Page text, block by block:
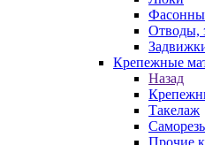
Отводы,
Крепежные
Назад
Такелаж
Прочие